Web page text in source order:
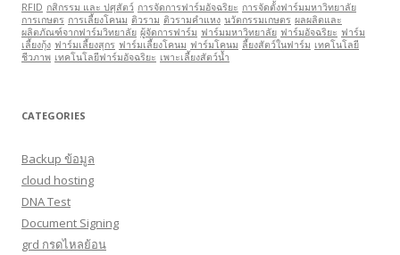
RFID กสิกรรม และ ปศุสัตว์ การจัดการฟาร์มอัจฉริยะ การจัดตั้งฟาร์มมหาวิทยาลัย
การเกษตร การเลี้ยงโคนม ติวราม ติวรามคำแหง นวัตกรรมเกษตร ผลผลิตและ
ผลิตภัณฑ์จากฟาร์มวิทยาลัย ผู้จัดการฟาร์ม ฟาร์มมหาวิทยาลัย ฟาร์มอัจฉริยะ ฟาร์ม
เลี้ยงกุ้ง ฟาร์มเลี้ยงสุกร ฟาร์มเลี้ยงโคนม ฟาร์มโคนม ลี้ยงสัตว์ในฟาร์ม เทคโนโลยี
ชีวภาพ เทคโนโลยีฟาร์มอัจฉริยะ เพาะเลี้ยงสัตว์นํ้า
CATEGORIES
Backup ข้อมูล
cloud hosting
DNA Test
Document Signing
grd กรดไหลย้อน